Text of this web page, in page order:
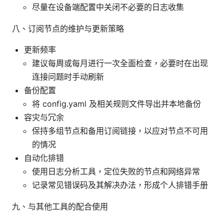
尽量在设备端配置中关闭不必要的日志收集
八、订阅节点的维护与更新策略
更新频率
建议每周或每月进行一次全面检查，必要时在出现
连接问题时手动刷新
备份配置
将 config.yaml 及相关规则文件导出并本地备份
容灾与冗余
保持多组节点和备用订阅链接，以应对节点不可用
的情况
自动化排错
使用日志分析工具，定位失败的节点和网络异常
记录常见错误码及其解决办法，形成个人排错手册
九、与其他工具的配合使用